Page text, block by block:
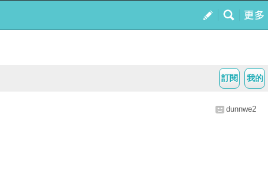
我的
訂閱
dunnwe2